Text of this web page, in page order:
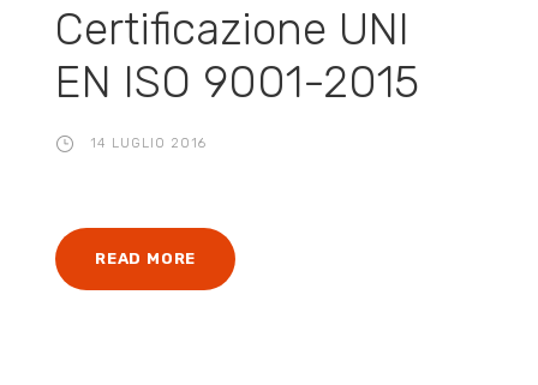
Certificazione UNI
EN ISO 9001-2015
14 LUGLIO 2016
READ MORE